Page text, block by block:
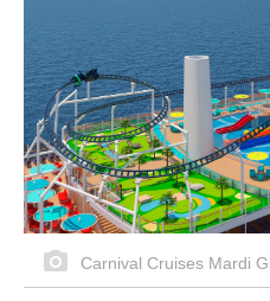
Carnival Cruises Mardi